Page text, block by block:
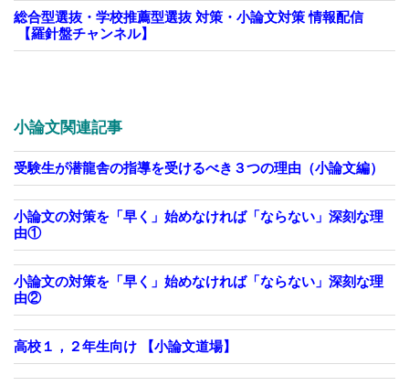
総合型選抜・学校推薦型選抜 対策・小論文対策 情報配信
【羅針盤チャンネル】
小論文関連記事
受験生が潜龍舎の指導を受けるべき３つの理由（小論文編）
小論文の対策を「早く」始めなければ「ならない」深刻な理
由①
小論文の対策を「早く」始めなければ「ならない」深刻な理
由②
高校１，２年生向け 【小論文道場】